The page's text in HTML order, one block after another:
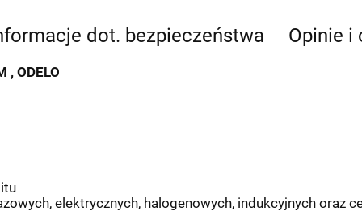
dot. bezpieczeństwa Opinie i
, ODELO
elektrycznych, halogenowych, indukcyjnych oraz